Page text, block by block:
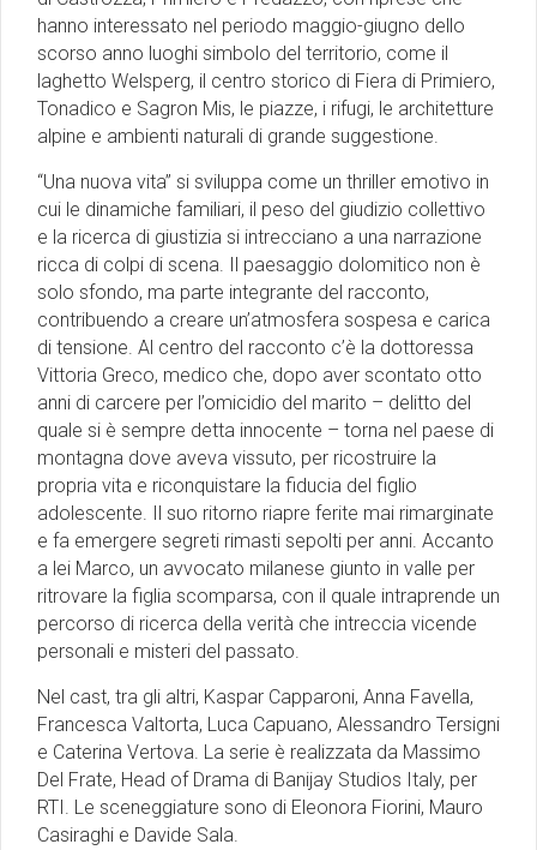
hanno interessato nel periodo maggio-giugno dello
scorso anno luoghi simbolo del territorio, come il
laghetto Welsperg, il centro storico di Fiera di Primiero,
Tonadico e Sagron Mis, le piazze, i rifugi, le architetture
alpine e ambienti naturali di grande suggestione.
“Una nuova vita” si sviluppa come un thriller emotivo in
cui le dinamiche familiari, il peso del giudizio collettivo
e la ricerca di giustizia si intrecciano a una narrazione
ricca di colpi di scena. Il paesaggio dolomitico non è
solo sfondo, ma parte integrante del racconto,
contribuendo a creare un’atmosfera sospesa e carica
di tensione. Al centro del racconto c’è la dottoressa
Vittoria Greco, medico che, dopo aver scontato otto
anni di carcere per l’omicidio del marito – delitto del
quale si è sempre detta innocente – torna nel paese di
montagna dove aveva vissuto, per ricostruire la
propria vita e riconquistare la fiducia del figlio
adolescente. Il suo ritorno riapre ferite mai rimarginate
e fa emergere segreti rimasti sepolti per anni. Accanto
a lei Marco, un avvocato milanese giunto in valle per
ritrovare la figlia scomparsa, con il quale intraprende un
percorso di ricerca della verità che intreccia vicende
personali e misteri del passato.
Nel cast, tra gli altri, Kaspar Capparoni, Anna Favella,
Francesca Valtorta, Luca Capuano, Alessandro Tersigni
e Caterina Vertova. La serie è realizzata da Massimo
Del Frate, Head of Drama di Banijay Studios Italy, per
RTI. Le sceneggiature sono di Eleonora Fiorini, Mauro
Casiraghi e Davide Sala.